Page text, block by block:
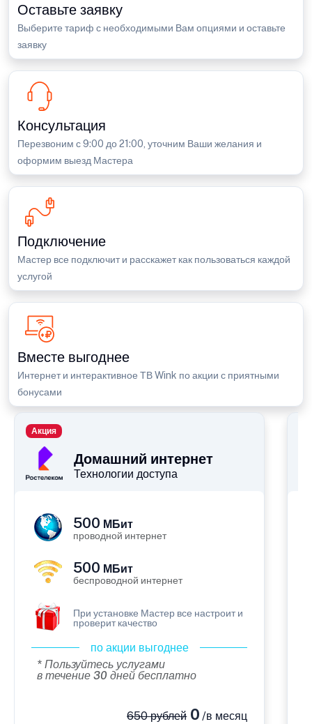
Оставьте заявку
Выберите тариф с необходимыми Вам опциями и оставьте
заявку
Консультация
Перезвоним с 9:00 до 21:00, уточним Ваши желания и
оформим выезд Мастера
Подключение
Мастер все подключит и расскажет как пользоваться каждой
услугой
Вместе выгоднее
Интернет и интерактивное ТВ Wink по акции с приятными
бонусами
Домашний интернет
Технологии доступа
Акция
500 МБит
проводной интернет
500 МБит
беспроводной интернет
При установке Мастер все настроит и
проверит качество
по акции выгоднее
* Пользуйтесь услугами
в течение 30 дней бесплатно
650 рублей0 /в месяц